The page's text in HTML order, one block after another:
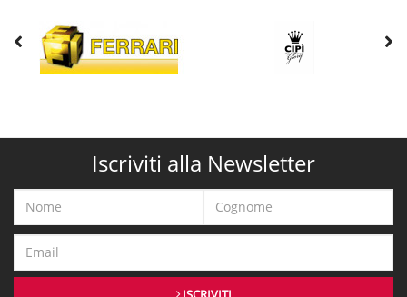
Iscriviti alla Newsletter